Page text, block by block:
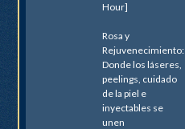
Hour]
Rosa y
Rejuvenecimiento:
Donde los láseres,
peelings, cuidado
de la piel e
inyectables se
unen